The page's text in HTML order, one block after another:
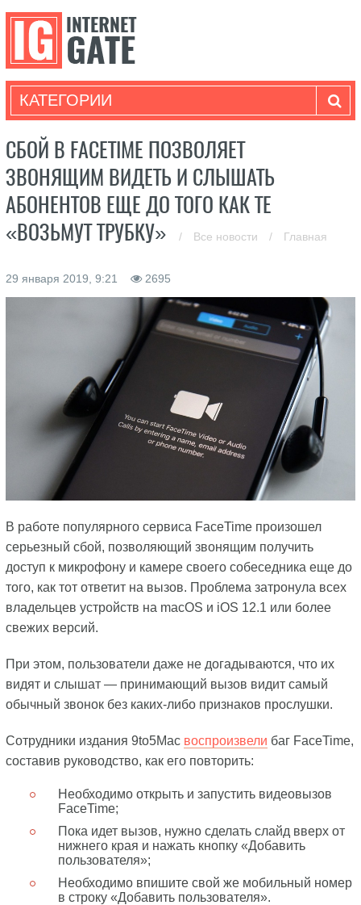
КАТЕГОРИИ
СБОЙ В FACETIME ПОЗВОЛЯЕТ
ЗВОНЯЩИМ ВИДЕТЬ И СЛЫШАТЬ
АБОНЕНТОВ ЕЩЕ ДО ТОГО КАК ТЕ
«ВОЗЬМУТ ТРУБКУ»
/ Все новости / Главная
29 января 2019, 9:21 2695
В работе популярного сервиса FaceTime произошел
серьезный сбой, позволяющий звонящим получить
доступ к микрофону и камере своего собеседника еще до
того, как тот ответит на вызов. Проблема затронула всех
владельцев устройств на macOS и iOS 12.1 или более
свежих версий.
При этом, пользователи даже не догадываются, что их
видят и слышат — принимающий вызов видит самый
обычный звонок без каких-либо признаков прослушки.
Сотрудники издания 9to5Mac воспроизвели баг FaceTime,
составив руководство, как его повторить:
Необходимо открыть и запустить видеовызов
FaceTime;
Пока идет вызов, нужно сделать слайд вверх от
нижнего края и нажать кнопку «Добавить
пользователя»;
Необходимо впишите свой же мобильный номер
в строку «Добавить пользователя».